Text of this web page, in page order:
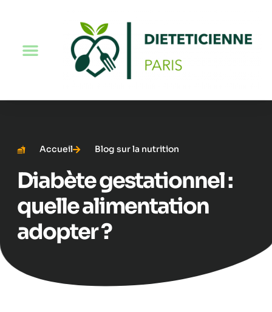
Accueil Blog sur la nutrition
Diabète gestationnel :
quelle alimentation
adopter ?